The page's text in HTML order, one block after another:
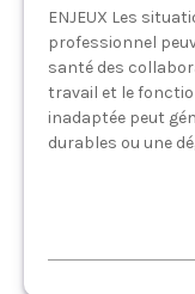
ENJEUX Les
professionnel
santé des
travail et le
inadaptée peut
durables ou une